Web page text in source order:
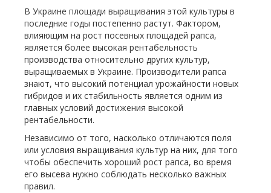
В Украине площади выращивания этой культуры в
последние годы постепенно растут. Фактором,
влияющим на рост посевных площадей рапса,
является более высокая рентабельность
производства относительно других культур,
выращиваемых в Украине. Производители рапса
знают, что высокий потенциал урожайности новых
гибридов и их стабильность является одним из
главных условий достижения высокой
рентабельности.
Независимо от того, насколько отличаются поля
или условия выращивания культур на них, для того
чтобы обеспечить хороший рост рапса, во время
его высева нужно соблюдать несколько важных
правил.